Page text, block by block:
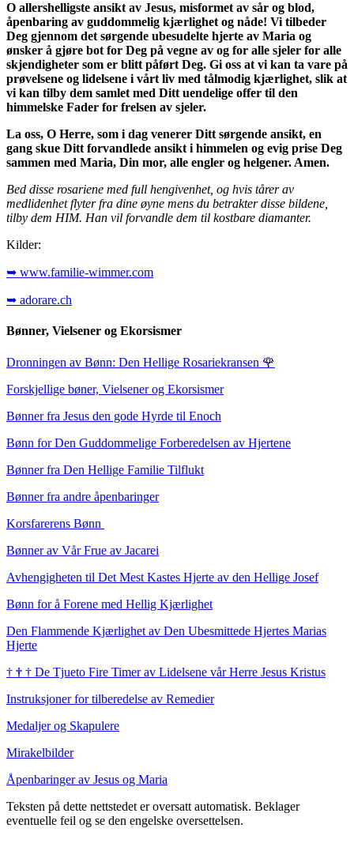
O allershelligste ansikt av Jesus, misformet av sår og blod,
åpenbaring av guddommelig kjærlighet og nåde! Vi tilbeder
Deg gjennom det sørgende ubesudelte hjerte av Maria og
ønsker å gjøre bot for Deg på vegne av og for alle sjeler for alle
skjendigheter som er blitt påført Deg. Gi oss at vi kan ta vare på
prøvelsene og lidelsene i vårt liv med tålmodig kjærlighet, slik at
vi kan tilby dem samlet med Ditt uendelige offer til den
himmelske Fader for frelsen av sjeler.
La oss, O Herre, som i dag venerer Ditt sørgende ansikt, en
gang skue Ditt forvandlede ansikt i himmelen og evig prise Deg
sammen med Maria, Din mor, alle engler og helgener. Amen.
Bed disse rosariene med full hengivenhet, og hvis tårer av
medlidenhet flyter fra dine øyne mens du betrakter disse bildene,
tilby dem HIM. Han vil forvandle dem til kostbare diamanter.
Kilder:
➥ www.familie-wimmer.com
➥ adorare.ch
Bønner, Vielsener og Ekorsismer
Dronningen av Bønn: Den Hellige Rosariekransen 🌹
Forskjellige bøner, Vielsener og Ekorsismer
Bønner fra Jesus den gode Hyrde til Enoch
Bønn for Den Guddommelige Forberedelsen av Hjertene
Bønner fra Den Hellige Familie Tilflukt
Bønner fra andre åpenbaringer
Korsfarerens Bønn
Bønner av Vår Frue av Jacarei
Avhengigheten til Det Mest Kastes Hjerte av den Hellige Josef
Bønn for å Forene med Hellig Kjærlighet
Den Flammende Kjærlighet av Den Ubesmittede Hjertes Marias
Hjerte
† † † De Tjueto Fire Timer av Lidelsene vår Herre Jesus Kristus
Instruksjoner for tilberedelse av Remedier
Medaljer og Skapulere
Mirakelbilder
Åpenbaringer av Jesus og Maria
Teksten på dette nettstedet er oversatt automatisk. Beklager
eventuelle feil og se den engelske oversettelsen.